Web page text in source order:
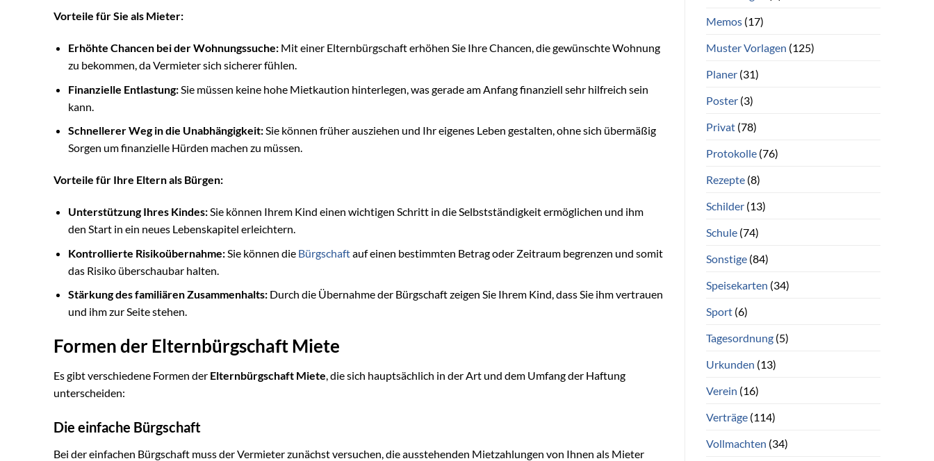
Vorteile für Sie als Mieter:
Erhöhte Chancen bei der Wohnungssuche:Mit einer Elternbürgschaft erhöhen Sie Ihre Chancen, die gewünschte Wohnung
zu bekommen, da Vermieter sich sicherer fühlen.
Finanzielle Entlastung:Sie müssen keine hohe Mietkaution hinterlegen, was gerade am Anfang finanziell sehr hilfreich sein
kann.
Schnellerer Weg in die Unabhängigkeit:Sie können früher ausziehen und Ihr eigenes Leben gestalten, ohne sich übermäßig
Sorgen um finanzielle Hürden machen zu müssen.
Vorteile für Ihre Eltern als Bürgen:
Unterstützung Ihres Kindes:Sie können Ihrem Kind einen wichtigen Schritt in die Selbstständigkeit ermöglichen und ihm
den Start in ein neues Lebenskapitel erleichtern.
Kontrollierte Risikoübernahme:Sie können die Bürgschaftauf einen bestimmten Betrag oder Zeitraum begrenzen und somit
das Risiko überschaubar halten.
Stärkung des familiären Zusammenhalts:Durch die Übernahme der Bürgschaft zeigen Sie Ihrem Kind, dass Sie ihm vertrauen
und ihm zur Seite stehen.
Formen der Elternbürgschaft Miete
Es gibt verschiedene Formen der Elternbürgschaft Miete, die sich hauptsächlich in der Art und dem Umfang der Haftung
unterscheiden:
Die einfache Bürgschaft
Bei der einfachen Bürgschaft muss der Vermieter zunächst versuchen, die ausstehenden Mietzahlungen von Ihnen als Mieter
Memos(17)
Muster Vorlagen (125)
Planer(31)
Poster(3)
Privat(78)
Protokolle(76)
Rezepte(8)
Schilder(13)
Schule(74)
Sonstige(84)
Speisekarten (34)
Sport(6)
Tagesordnung(5)
Urkunden (13)
Verein (16)
Verträge(114)
Vollmachten (34)